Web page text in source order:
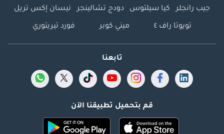
جيب رانجلر كيا سيلتوس دودج تشالينجر نيسان إكس تريل
تويوتا راف ٤ ميني كوبر فورد تيريتوري
تابعنا
قم بتحميل تطبيقنا الآن